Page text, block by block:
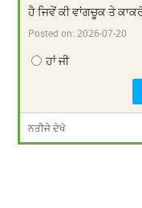
ਹੈ ਜਿਵੇਂ ਕੀ ਵਾਂਗਚੂਕ ਤੇ
Posted on:2026-07-20
ਹਾਂ ਜੀ
ਨਤੀਜੇ ਦੇਖੋ